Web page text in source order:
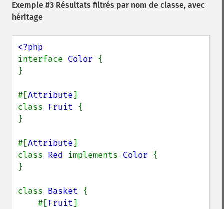
Exemple #3 Résultats filtrés par nom de classe, avec
héritage
interface Color {
}
#[Attribute]
class Fruit {
}
#[Attribute]
class Red implements Color {
}
class Basket {
    #[
Fruit]